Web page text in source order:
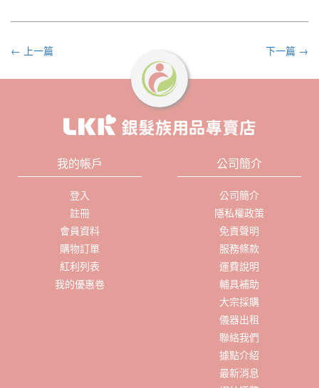
← 上一篇 下一篇 →
我的帳戶
登入
註冊
會員資料
購物訂單
紅利列表
我的優惠卷
公司簡介
公司簡介
隱私權政策
免責聲明
服務條款
運費說明
輔具補助
大宗採購
儀器出租
聯絡我們
據點介紹
最新消息